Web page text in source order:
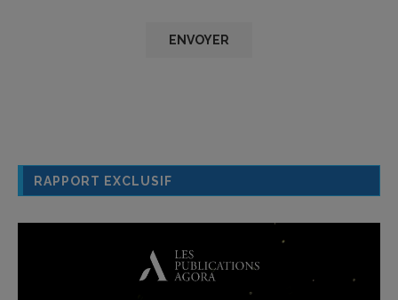
RAPPORT EXCLUSIF